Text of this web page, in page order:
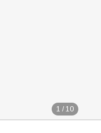
1 / 10